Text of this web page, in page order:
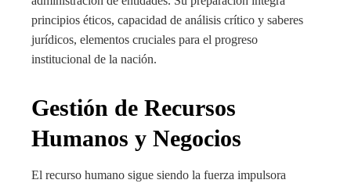
principios éticos, capacidad de análisis crítico y saberes
jurídicos, elementos cruciales para el progreso
institucional de la nación.
Gestión de Recursos
Humanos y Negocios
El recurso humano sigue siendo la fuerza impulsora